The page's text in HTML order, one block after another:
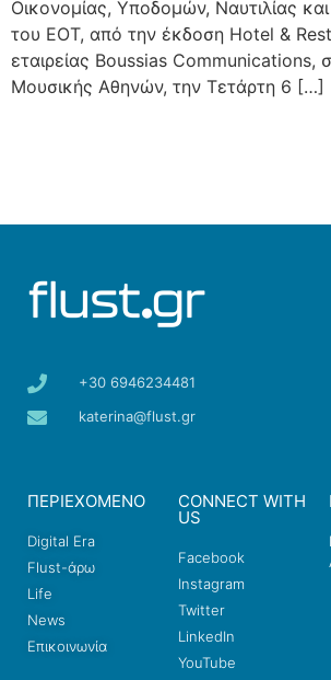
Οικονομίας, Υποδομών, Ναυτιλίας
του ΕΟΤ, από την έκδοση Hotel &
εταιρείας Boussias Communications,
Μουσικής Αθηνών, την Τετάρτη 6 […]
+30 6946234481
katerina@flust.gr
ΠΕΡΙΕΧΟΜΕΝΟ
Digital Era
Flust-άρω
Life
News
Επικοινωνία
CONNECT WITH
US
Facebook
Instagram
Twitter
LinkedIn
YouTube